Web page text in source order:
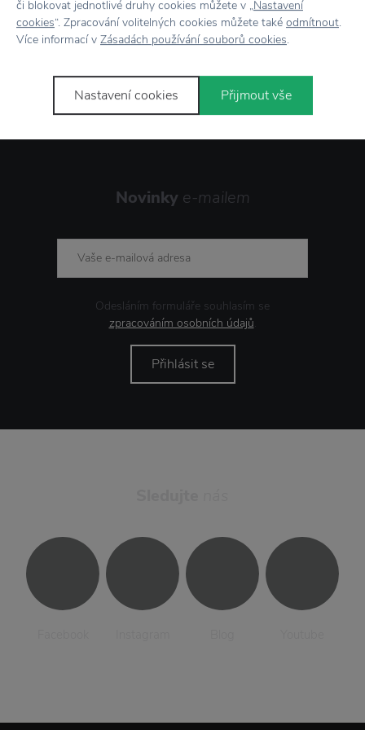
Novinky e-mailem
Odesláním formuláře souhlasím se
zpracováním osobních údajů.
Přihlásit se
či blokovat jednotlivé druhy cookies můžete v „Nastavení
cookies“. Zpracování volitelných cookies můžete také odmítnout.
Více informací v Zásadách používání souborů cookies.
Nastavení cookies Přijmout vše